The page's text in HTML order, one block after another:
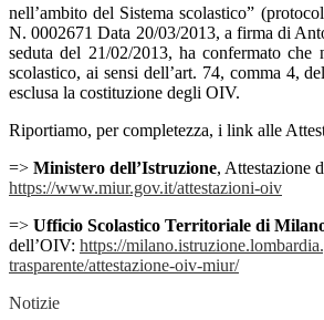
nell’ambito del Sistema scolastico”
N. 0002671 Data 20/03/2013, a firma di
seduta del 21/02/2013, ha confermato che
scolastico, ai sensi dell’art. 74, comma 4,
esclusa la costituzione degli OIV.
Riportiamo, per completezza, i link alle
=> Ministero dell’Istruzione, Attestazione
https://www.miur.gov.it/attestazioni-oiv
=> Ufficio Scolastico Territoriale di
dell’OIV: https://
trasparente/attestazione-oiv-miur/
Notizie